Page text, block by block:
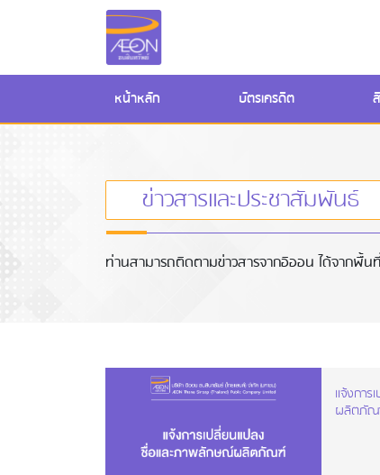
หน้าหลัก บัตรเครดิต
ข่าวสารและประชาสัมพันธ์
ท่านสามารถติดตามข่าวสารจากอิออน ได้จากพื้
แจ้งกา
ผลิตภั